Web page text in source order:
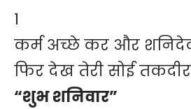
1
कर्म अच्छे कर और
फिर देख तेरी सोई
“शुभ शनिवार”